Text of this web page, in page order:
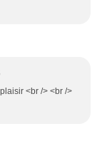
<br /> <br />